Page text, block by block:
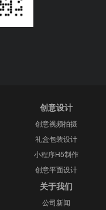
创意设计
创意视频拍摄
礼盒包装设计
小程序H5制作
创意平面设计
关于我们
公司新闻